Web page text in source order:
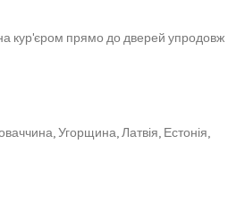
кур'єром прямо до дверей упродовж
Угорщина, Латвія, Естонія,